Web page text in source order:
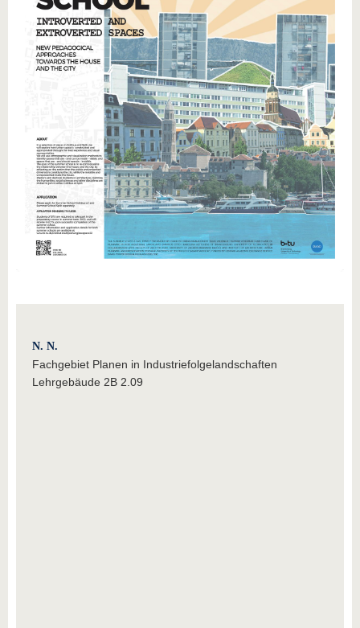
N. N.
Fachgebiet Planen in Industriefolgelandschaften
Lehrgebäude 2B 2.09